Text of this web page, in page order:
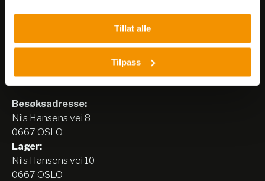
Tillat alle
Tilpass
Nerliens Meszansky AS
Besøksadresse:
Nils Hansens vei 8
0667 OSLO
Lager:
Nils Hansens vei 10
0667 OSLO